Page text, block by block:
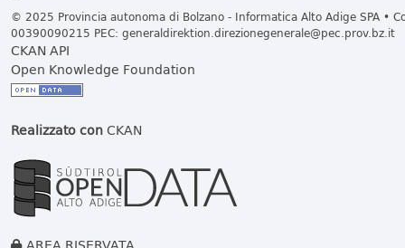
© 2025 Provincia autonoma di Bolzano - Informatica Alto Adige SPA •
00390090215 PEC: generaldirektion.direzionegenerale@pec.prov.bz.it
CKAN API
Open Knowledge Foundation
Realizzato conCKAN